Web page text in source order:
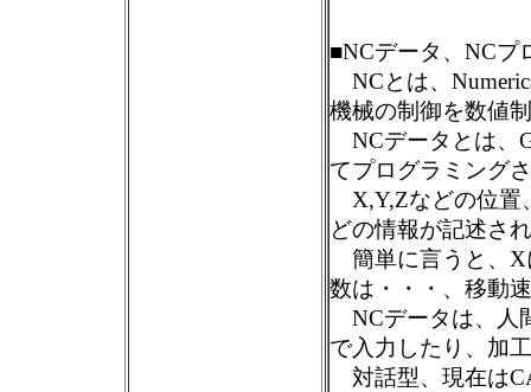
■NCデータ、NCプ
NCとは、
機械の制御を数値
NCデータとは、
てプログラミング
X,Y,Zなどの位置
どの情報が記述さ
簡単に言うと、X
数は・・・、移動
NCデータは、人
で入力したり、加
対話型、現在は